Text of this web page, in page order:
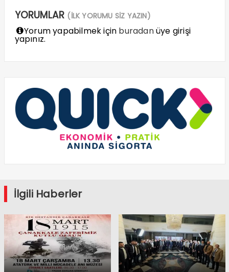
YORUMLAR (İLK YORUMU SİZ YAZIN)
Yorum yapabilmek için buradanüye girişi
yapınız.
İlgili Haberler